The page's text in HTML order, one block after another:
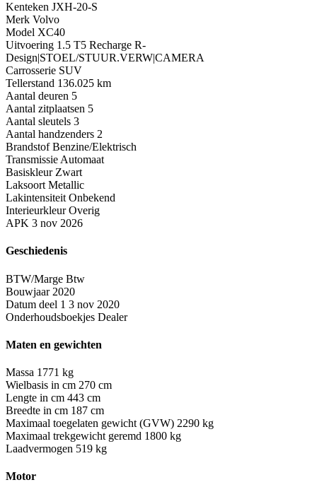
Kenteken JXH-20-S
Merk Volvo
Model XC40
Uitvoering 1.5 T5 Recharge R-
Design|STOEL/STUUR.VERW|CAMERA
Carrosserie SUV
Tellerstand 136.025 km
Aantal deuren 5
Aantal zitplaatsen 5
Aantal sleutels 3
Aantal handzenders 2
Brandstof Benzine/Elektrisch
Transmissie Automaat
Basiskleur Zwart
Laksoort Metallic
Lakintensiteit Onbekend
Interieurkleur Overig
APK 3 nov 2026
Geschiedenis
BTW/Marge Btw
Bouwjaar 2020
Datum deel 1 3 nov 2020
Onderhoudsboekjes Dealer
Maten en gewichten
Massa 1771 kg
Wielbasis in cm 270 cm
Lengte in cm 443 cm
Breedte in cm 187 cm
Maximaal toegelaten gewicht (GVW) 2290 kg
Maximaal trekgewicht geremd 1800 kg
Laadvermogen 519 kg
Motor